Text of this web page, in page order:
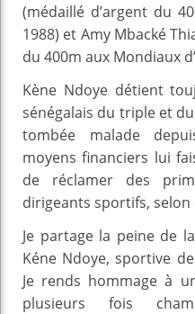
(médaillé d’argent du
1988) et Amy Mbacké
du 400m aux Mondiaux
Kène Ndoye détient
sénégalais du triple et
tombée malade
moyens financiers lui
de réclamer des
dirigeants sportifs, selon
Je partage la peine de
Kéne Ndoye, sportive
Je rends hommage à
plusieurs fois